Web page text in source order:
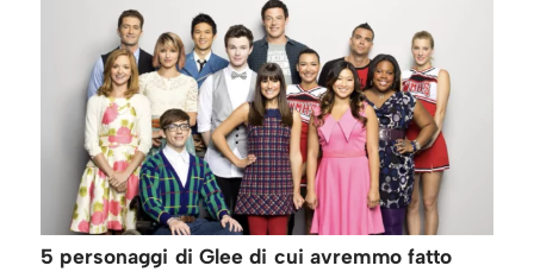
5 personaggi di Glee di cui avremmo fatto